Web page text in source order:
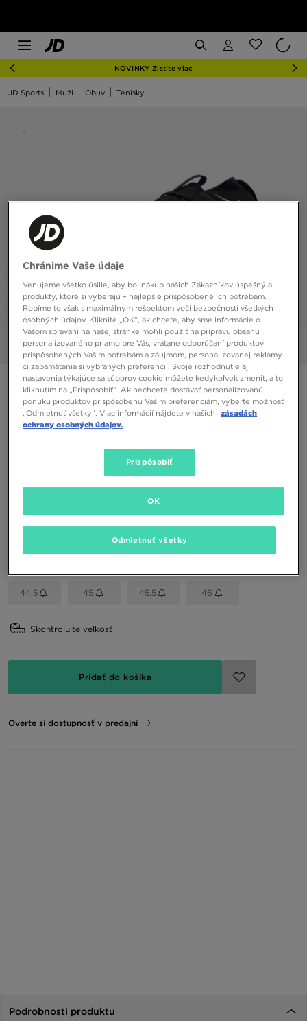
NOVINKY Zistite viac
JD Sports Muži Obuv Tenisky
Obrázky 360°
NIKE REACT PEGASUS TRAIL 4 GTX
112,00 €
44,5 45 45,5 46
Skontrolujte veľkosť
Pridať do košíka
Overte si dostupnosť v predajni
Podrobnosti produktu
Chránime Vaše údaje
Venujeme všetko úsilie, aby bol nákup našich Zákazníkov úspešný a
produkty, ktoré si vyberajú – najlepšie prispôsobené ich potrebám.
Robíme to však s maximálnym rešpektom voči bezpečnosti všetkých
osobných údajov. Kliknite „OK”, ak chcete, aby sme informácie o
Vašom správaní na našej stránke mohli použiť na prípravu obsahu
personalizovaného priamo pre Vás, vrátane odporúčaní produktov
prispôsobených Vašim potrebám a záujmom, personalizovanej reklamy
či zapamätania si vybraných preferencií. Svoje rozhodnutie aj
nastavenia týkajúce sa súborov cookie môžete kedykoľvek zmeniť, a to
kliknutím na „Prispôsobiť”. Ak nechcete dostávať personalizovanú
ponuku produktov prispôsobenú Vašim preferenciám, vyberte možnosť
„Odmietnuť všetky”. Viac informácií nájdete v našich
zásadách
ochrany osobných údajov.
Prispôsobiť
Odmietnuť všetky
OK